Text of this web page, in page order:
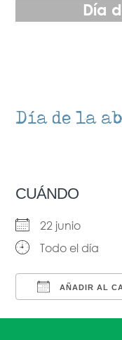
Día
Día de la
CUÁNDO
22 junio
Todo el día
AÑADIR AL